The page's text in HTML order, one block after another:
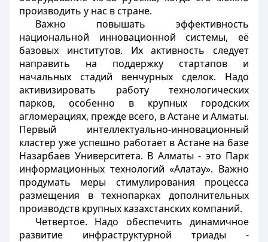
производить у нас в стране.
Важно повышать эффективность
национальной инновационной системы, её
базовых институтов. Их активность следует
направить на поддержку стартапов и
начальных стадий венчурных сделок. Надо
активизировать работу технологических
парков, особенно в крупных городских
агломерациях, прежде всего, в Астане и Алматы.
Первый интеллектуально-инновационный
кластер уже успешно работает в Астане на базе
Назарбаев Университета. В Алматы - это Парк
информационных технологий «Алатау». Важно
продумать меры стимулирования процесса
размещения в технопарках дополнительных
производств крупных казахстанских компаний.
Четвертое. Надо обеспечить динамичное
развитие инфраструктурной триады -